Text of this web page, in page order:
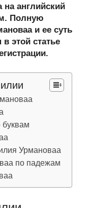
английский
Полную
и ее суть
этой статье
Урмановаа
по падежам